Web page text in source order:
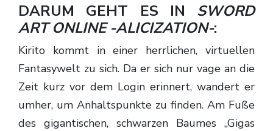
DARUM GEHT ES IN SWORD
ART ONLINE -ALICIZATION-:
Kirito kommt in einer herrlichen, virtuellen
Fantasywelt zu sich. Da er sich nur vage an die
Zeit kurz vor dem Login erinnert, wandert er
umher, um Anhaltspunkte zu finden. Am Fuße
des gigantischen, schwarzen Baumes „Gigas